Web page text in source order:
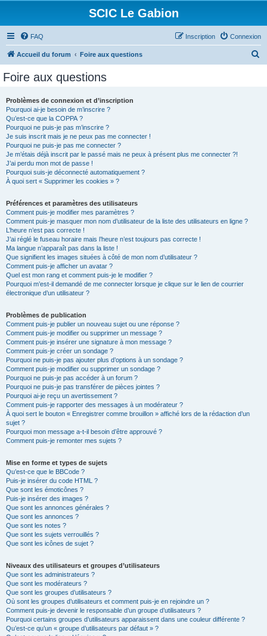
SCIC Le Gabion
FAQ Connexion
Inscription
Accueil du forum Foire aux questions
Foire aux questions
Problèmes de connexion et d’inscription
Pourquoi ai-je besoin de m’inscrire ?
Qu’est-ce que la COPPA ?
Pourquoi ne puis-je pas m’inscrire ?
Je suis inscrit mais je ne peux pas me connecter !
Pourquoi ne puis-je pas me connecter ?
Je m’étais déjà inscrit par le passé mais ne peux à présent plus me connecter ?!
J’ai perdu mon mot de passe !
Pourquoi suis-je déconnecté automatiquement ?
À quoi sert « Supprimer les cookies » ?
Préférences et paramètres des utilisateurs
Comment puis-je modifier mes paramètres ?
Comment puis-je masquer mon nom d’utilisateur de la liste des utilisateurs en ligne ?
L’heure n’est pas correcte !
J’ai réglé le fuseau horaire mais l’heure n’est toujours pas correcte !
Ma langue n’apparaît pas dans la liste !
Que signifient les images situées à côté de mon nom d’utilisateur ?
Comment puis-je afficher un avatar ?
Quel est mon rang et comment puis-je le modifier ?
Pourquoi m’est-il demandé de me connecter lorsque je clique sur le lien de courrier
électronique d’un utilisateur ?
Problèmes de publication
Comment puis-je publier un nouveau sujet ou une réponse ?
Comment puis-je modifier ou supprimer un message ?
Comment puis-je insérer une signature à mon message ?
Comment puis-je créer un sondage ?
Pourquoi ne puis-je pas ajouter plus d’options à un sondage ?
Comment puis-je modifier ou supprimer un sondage ?
Pourquoi ne puis-je pas accéder à un forum ?
Pourquoi ne puis-je pas transférer de pièces jointes ?
Pourquoi ai-je reçu un avertissement ?
Comment puis-je rapporter des messages à un modérateur ?
À quoi sert le bouton « Enregistrer comme brouillon » affiché lors de la rédaction d’un
sujet ?
Pourquoi mon message a-t-il besoin d’être approuvé ?
Comment puis-je remonter mes sujets ?
Mise en forme et types de sujets
Qu’est-ce que le BBCode ?
Puis-je insérer du code HTML ?
Que sont les émoticônes ?
Puis-je insérer des images ?
Que sont les annonces générales ?
Que sont les annonces ?
Que sont les notes ?
Que sont les sujets verrouillés ?
Que sont les icônes de sujet ?
Niveaux des utilisateurs et groupes d’utilisateurs
Que sont les administrateurs ?
Que sont les modérateurs ?
Que sont les groupes d’utilisateurs ?
Où sont les groupes d’utilisateurs et comment puis-je en rejoindre un ?
Comment puis-je devenir le responsable d’un groupe d’utilisateurs ?
Pourquoi certains groupes d’utilisateurs apparaissent dans une couleur différente ?
Qu’est-ce qu’un « groupe d’utilisateurs par défaut » ?